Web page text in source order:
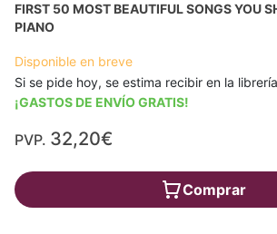
FIRST 50 MOST BEAUTIFUL SONGS YOU
PIANO
Disponible en breve
Si se pide hoy, se estima recibir en la
¡GASTOS DE ENVÍO GRATIS!
PVP. 32,20€
Comprar